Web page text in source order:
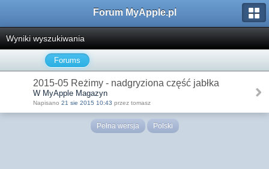
Forum MyApple.pl
Wyniki wyszukiwania
Forums
2015-05 Reżimy - nadgryziona część jabłka
W MyApple Magazyn
Napisano 21 sie 2015 10:43 przez tomasz
Pełna wersja Polski